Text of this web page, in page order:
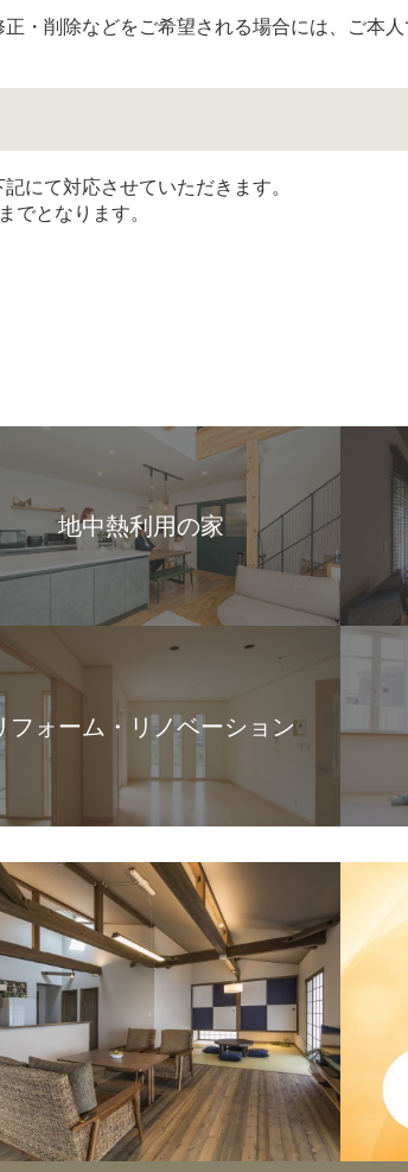
・削除などをご希望される場合には、ご本
にて対応させていただきます。
でとなります。
地中熱利用の家
フォーム・リノベーション